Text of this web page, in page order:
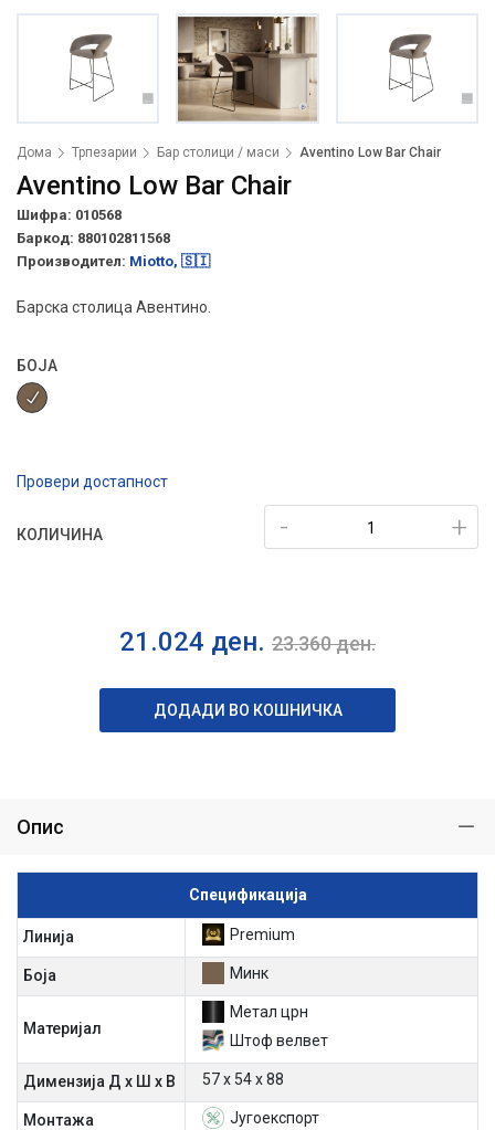
Дома Трпезарии Бар столици / маси Aventino Low Bar Chair
Aventino Low Bar Chair
Шифра: 010568
Баркод: 880102811568
Производител: Miotto, 🇸🇮
Барска столица Авентино.
БОЈА
Провери достапност
КОЛИЧИНА +
-
21.024 ден. 23.360ден.
ДОДАДИ ВО КОШНИЧКА
Опис
Спецификација
Линија Premium
Боја Минк
Материјал
Метал црн
Штоф велвет
Димензија Д х Ш х В 57 x 54 x 88
Mонтажа Југоекспорт